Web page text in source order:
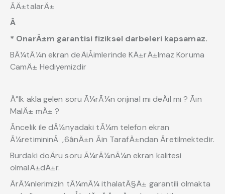
ÃÄ±talarÄ±
Â
* OnarÄ±m garantisi fiziksel darbeleri kapsamaz.
BÃ¼tÃ¼n ekran deÄiÅimlerinde KÄ±rÄ±lmaz Koruma
CamÄ± Hediyemizdir
Ä°lk akla gelen soru Ã¼rÃ¼n orijinal mi deÄil mi ? Ãin
MalÄ± mÄ± ?
Ãncelik ile dÃ¼nyadaki tÃ¼m telefon ekran
Ã¼retimininÂ ,6ânÄ±n Ãin TarafÄ±ndan Ãretilmektedir.
Burdaki doÄru soru Ã¼rÃ¼nÃ¼n ekran kalitesi
olmalÄ±dÄ±r.
ÃrÃ¼nlerimizin tÃ¼mÃ¼ ithalatÃ§Ä± garantili olmakta